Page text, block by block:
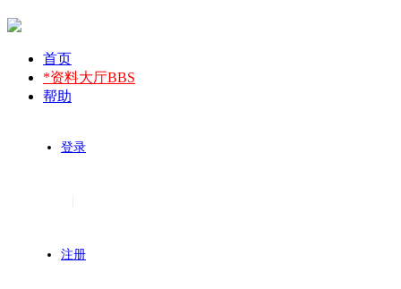
首页
*资料大厅BBS
帮助
登录
注册